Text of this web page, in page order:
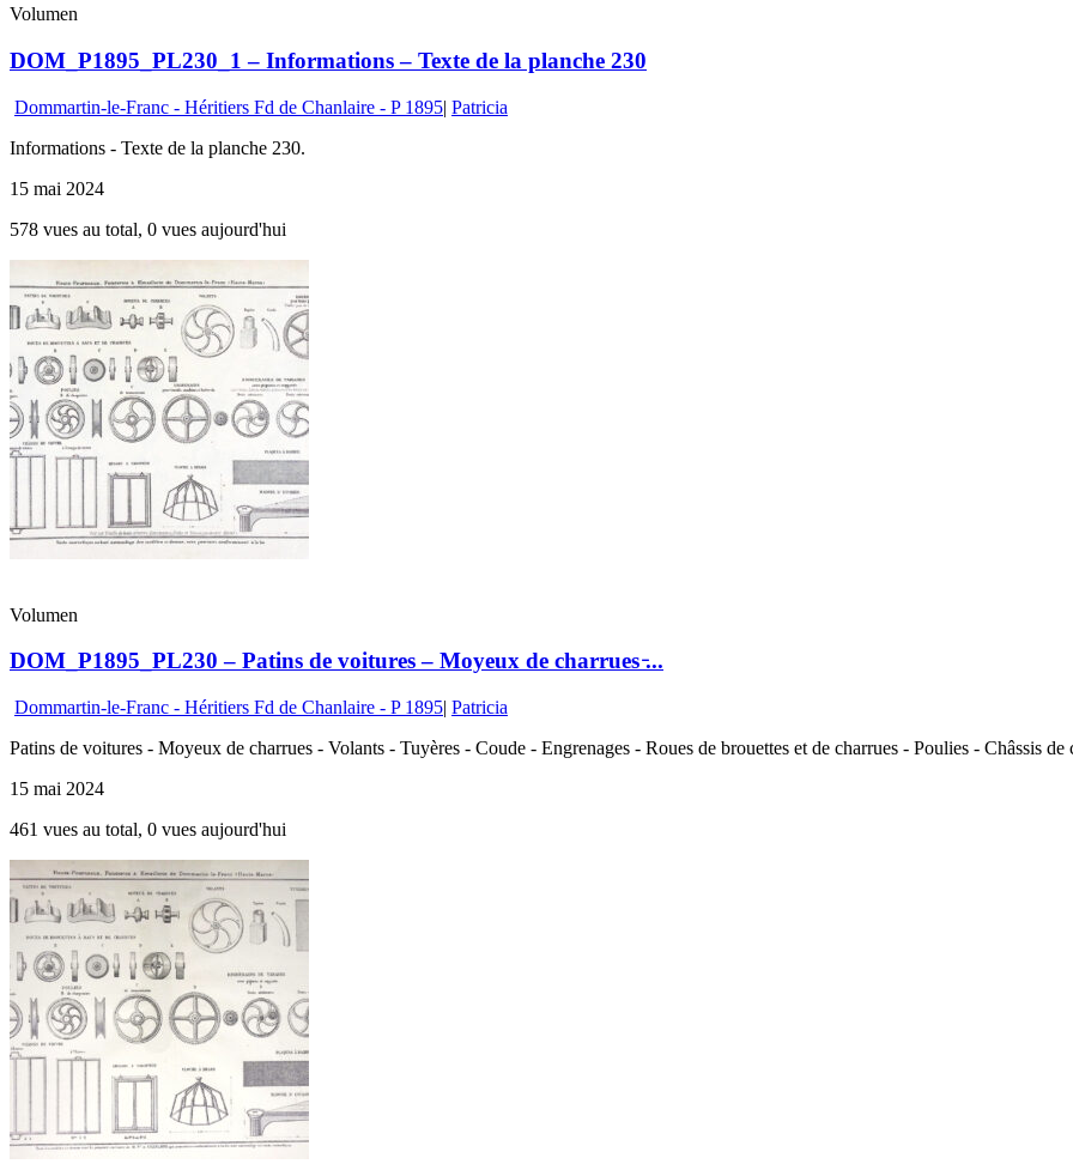
Volumen
DOM_P1895_PL230_1 – Informations – Texte de la planche 230
Dommartin-le-Franc - Héritiers Fd de Chanlaire - P 1895| Patricia
Informations - Texte de la planche 230.
15 mai 2024
578 vues au total, 0 vues aujourd'hui
Volumen
DOM_P1895_PL230 – Patins de voitures – Moyeux de charrues ̵...
Dommartin-le-Franc - Héritiers Fd de Chanlaire - P 1895| Patricia
Patins de voitures - Moyeux de charrues - Volants - Tuyères - Coude - Engrenages - Roues de brouettes et de charrues - Poulies - Châssis de
15 mai 2024
461 vues au total, 0 vues aujourd'hui